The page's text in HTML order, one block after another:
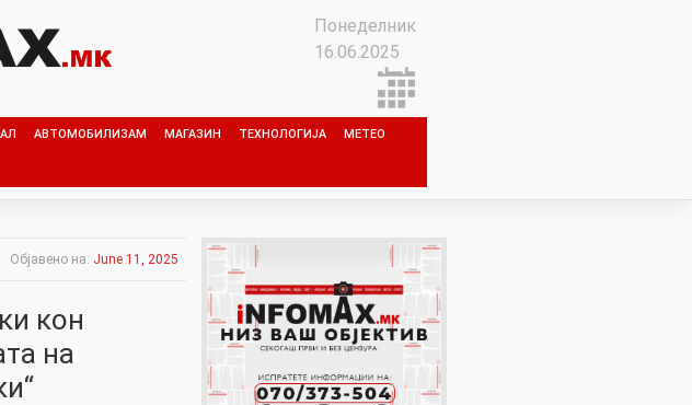
Понеделник
16.06.2025
АВТОМОБИЛИЗАМ МАГАЗИН ТЕХНОЛОГИЈА МЕТЕО
Објавено на: June 11, 2025
кон
на